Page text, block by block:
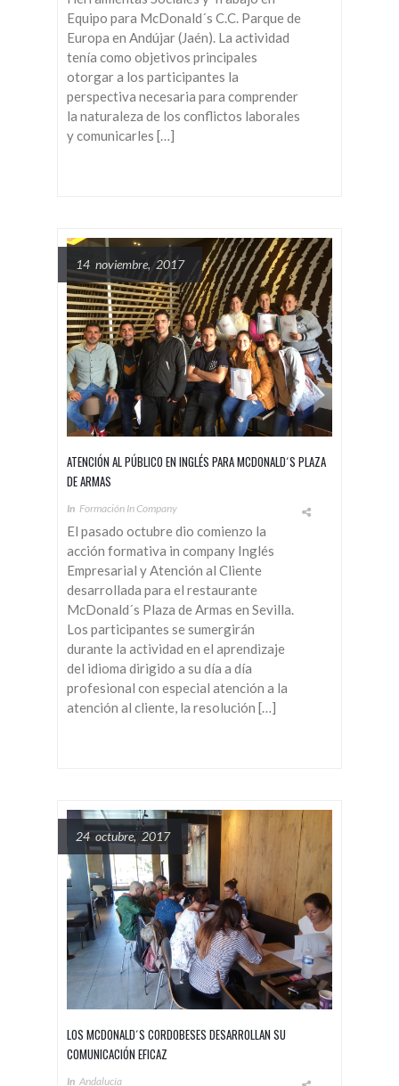
Equipo para McDonald´s C.C. Parque de
Europa en Andújar (Jaén). La actividad
tenía como objetivos principales
otorgar a los participantes la
perspectiva necesaria para comprender
la naturaleza de los conflictos laborales
y comunicarles […]
14 noviembre, 2017
ATENCIÓN AL PÚBLICO EN INGLÉS PARA MCDONALD´S PLAZA
DE ARMAS
In Formación In Company
El pasado octubre dio comienzo la
acción formativa in company Inglés
Empresarial y Atención al Cliente
desarrollada para el restaurante
McDonald´s Plaza de Armas en Sevilla.
Los participantes se sumergirán
durante la actividad en el aprendizaje
del idioma dirigido a su día a día
profesional con especial atención a la
atención al cliente, la resolución […]
24 octubre, 2017
LOS MCDONALD´S CORDOBESES DESARROLLAN SU
COMUNICACIÓN EFICAZ
In Andalucía